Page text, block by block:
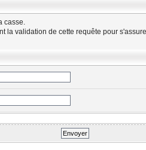
casse.
validation de cette requête pour